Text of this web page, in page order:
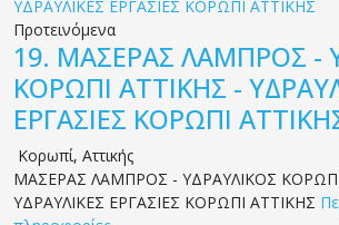
Προτεινόμενα
19. ΜΑΣΕΡΑΣ ΛΑΜΠΡΟΣ -
ΚΟΡΩΠΙ ΑΤΤΙΚΗΣ -
ΕΡΓΑΣΙΕΣ ΚΟΡΩΠΙ
Κορωπί, Αττικής
ΜΑΣΕΡΑΣ ΛΑΜΠΡΟΣ - ΥΔΡΑΥΛΙΚΟΣ
ΥΔΡΑΥΛΙΚΕΣ ΕΡΓΑΣΙΕΣ ΚΟΡΩΠΙ ΑΤΤΙΚΗΣ